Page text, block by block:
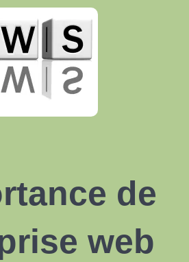
de
web